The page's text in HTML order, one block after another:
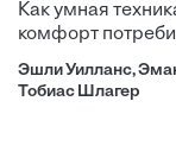
Как умная
комфорт
Эшли Уилланс,
Тобиас Шлагер